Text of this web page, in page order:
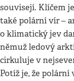
souvisejí. Klíčem
také polární vír –
o klimatický jev
němuž ledový
cirkuluje v
Potíž je, že polární